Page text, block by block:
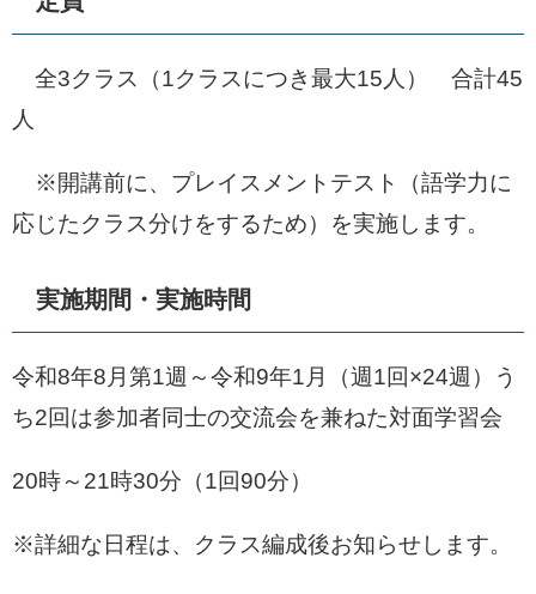
全3クラス（1クラスにつき最大15人） 合計45
人
※開講前に、プレイスメントテスト（語学力に
応じたクラス分けをするため）を実施します。
実施期間・実施時間
令和8年8月第1週～令和9年1月（週1回×24週）う
ち2回は参加者同士の交流会を兼ねた対面学習会
20時～21時30分（1回90分）
※詳細な日程は、クラス編成後お知らせします。